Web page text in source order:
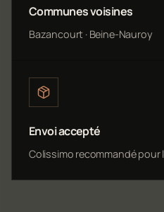
Communes voisines
Bazancourt · Beine-Nauroy
Envoi accepté
Colissimo recommandé